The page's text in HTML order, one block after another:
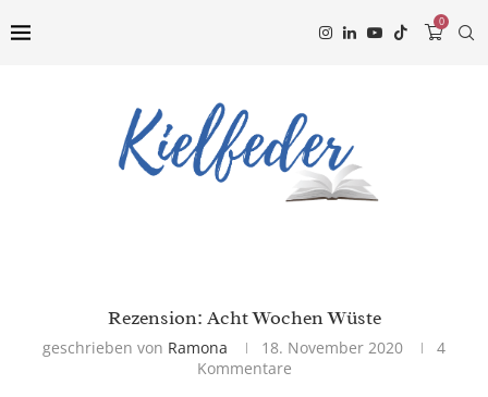
0
Rezension: Acht Wochen Wüste
geschrieben von Ramona 18. November 2020
4
Kommentare